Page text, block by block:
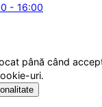
- 16:00
până când
uri.